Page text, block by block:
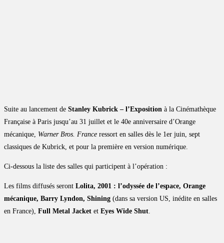
Suite au lancement de Stanley Kubrick – l’Exposition à la Cinémathèque
Française à Paris jusqu’au 31 juillet et le 40e anniversaire d’Orange
mécanique, Warner Bros. France ressort en salles dès le 1er juin, sept
classiques de Kubrick, et pour la première en version numérique.
Ci-dessous la liste des salles qui participent à l’opération :
Les films diffusés seront Lolita, 2001 : l’odyssée de l’espace, Orange
mécanique, Barry Lyndon, Shining (dans sa version US, inédite en salles
en France), Full Metal Jacket et Eyes Wide Shut.